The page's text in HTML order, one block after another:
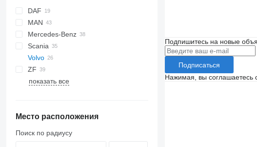
DAF
CF
LF
XF
XG
Stralis
MAN
A-series
LE
TGA
TGL
TGM
Mercedes-Benz
A-Class
Actros
Antos
Arocs
Unimog
Premium
Scania
G-series
P-series
R-series
Volvo
FE
FE 280
FH
FL7
FL12
FM9
ZF
показать все
Место расположения
Поиск по радиусу
Подпишитесь на новые
Подписаться
Нажимая, вы соглашаетесь